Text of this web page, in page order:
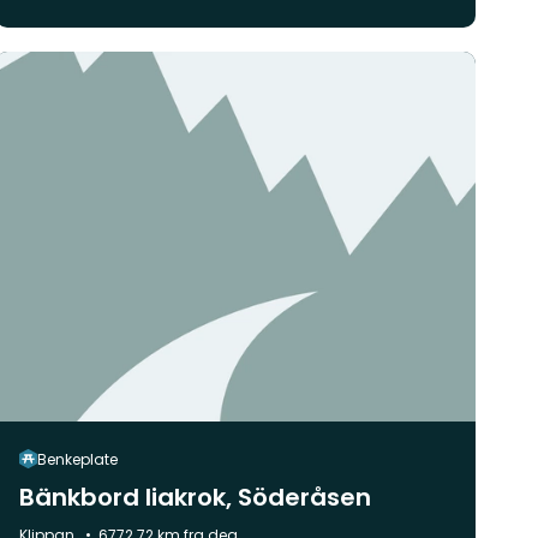
Benkeplate
Bänkbord liakrok, Söderåsen
Kommune: